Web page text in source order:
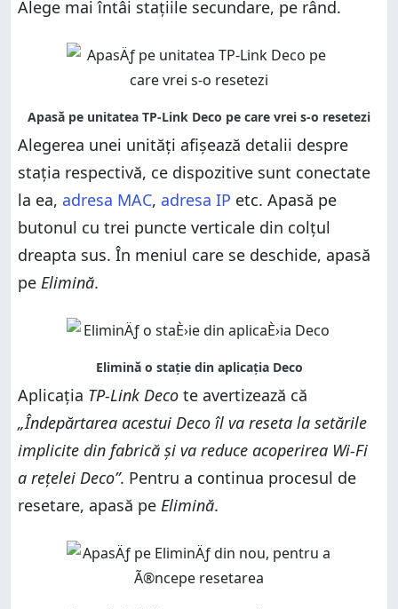
Alege mai întâi stațiile secundare, pe rând.
Alegerea unei unități afișează detalii despre
stația respectivă, ce dispozitive sunt conectate
la ea, adresa MAC, adresa IP etc. Apasă pe
butonul cu trei puncte verticale din colțul
dreapta sus. În meniul care se deschide, apasă
pe Elimină.
Aplicația TP-Link Deco te avertizează că
„Îndepărtarea acestui Deco îl va reseta la setările
implicite din fabrică și va reduce acoperirea Wi-Fi
a rețelei Deco”. Pentru a continua procesul de
resetare, apasă pe Elimină.